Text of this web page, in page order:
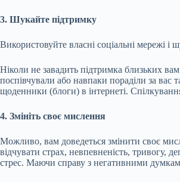
3. Шукайте підтримку
Використовуйте власні соціальні мережі
Ніколи не завадить підтримка близьких
поспівчували або навпаки пораділи за
щоденники (блоги) в інтернеті.
4. Змініть своє мислення
Можливо, вам доведеться змінити своє
відчувати страх, невпевненість, тривогу,
стрес. Маючи справу з негативними